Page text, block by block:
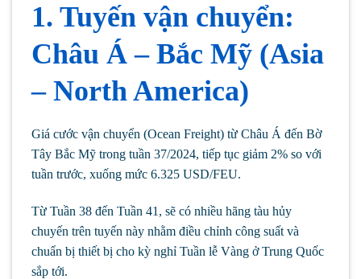
1. Tuyến vận chuyển:
Châu Á – Bắc Mỹ (Asia
– North America)
Giá cước vận chuyển (Ocean Freight) từ Châu Á đến Bờ
Tây Bắc Mỹ trong tuần 37/2024, tiếp tục giảm 2% so với
tuần trước, xuống mức 6.325 USD/FEU.
Từ Tuần 38 đến Tuần 41, sẽ có nhiều hãng tàu hủy
chuyến trên tuyến này nhằm điều chỉnh công suất và
chuẩn bị thiết bị cho kỳ nghỉ Tuần lễ Vàng ở Trung Quốc
sắp tới.